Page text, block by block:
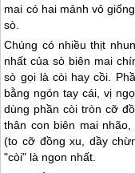
mai có hai mảnh vỏ
sò.
Chúng có nhiều thịt
nhất của sò biên mai
sò gọi là còi hay cồi.
bằng ngón tay cái, vị
dùng phần còi tròn cỡ
thân con biên mai
(to cỡ đồng xu, dầy
"còi" là ngon nhất.